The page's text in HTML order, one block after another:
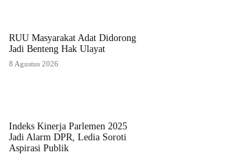
RUU Masyarakat Adat Didorong
Jadi Benteng Hak Ulayat
8 Agustus 2026
Indeks Kinerja Parlemen 2025
Jadi Alarm DPR, Ledia Soroti
Aspirasi Publik